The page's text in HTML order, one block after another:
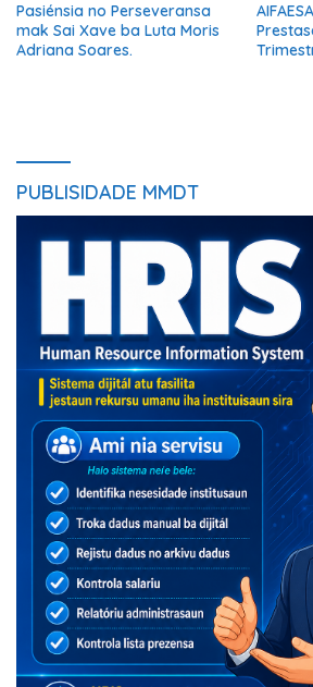
Pasiénsia no Perseveransa
mak Sai Xave ba Luta Moris
Adriana Soares.
PUBLISIDADE MMDT